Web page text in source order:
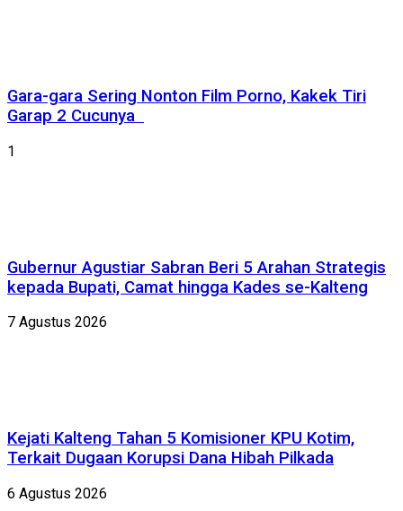
Gara-gara Sering Nonton Film Porno, Kakek Tiri
Garap 2 Cucunya
1
Gubernur Agustiar Sabran Beri 5 Arahan Strategis
kepada Bupati, Camat hingga Kades se-Kalteng
7 Agustus 2026
Kejati Kalteng Tahan 5 Komisioner KPU Kotim,
Terkait Dugaan Korupsi Dana Hibah Pilkada
6 Agustus 2026